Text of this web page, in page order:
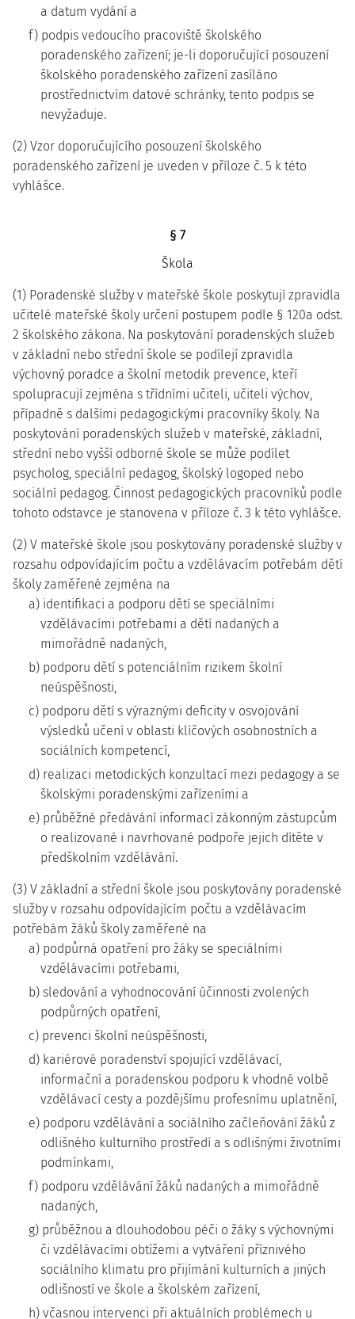
a datum vydání a
f) podpis vedoucího pracoviště školského
poradenského zařízení; je-li doporučující posouzení
školského poradenského zařízení zasíláno
prostřednictvím datové schránky, tento podpis se
nevyžaduje.
(2) Vzor doporučujícího posouzení školského
poradenského zařízení je uveden v příloze č. 5 k této
vyhlášce.
§ 7
Škola
(1) Poradenské služby v mateřské škole poskytují zpravidla
učitelé mateřské školy určení postupem podle § 120a odst.
2 školského zákona. Na poskytování poradenských služeb
v základní nebo střední škole se podílejí zpravidla
výchovný poradce a školní metodik prevence, kteří
spolupracují zejména s třídními učiteli, učiteli výchov,
případně s dalšími pedagogickými pracovníky školy. Na
poskytování poradenských služeb v mateřské, základní,
střední nebo vyšší odborné škole se může podílet
psycholog, speciální pedagog, školský logoped nebo
sociální pedagog. Činnost pedagogických pracovníků podle
tohoto odstavce je stanovena v příloze č. 3 k této vyhlášce.
(2) V mateřské škole jsou poskytovány poradenské služby v
rozsahu odpovídajícím počtu a vzdělávacím potřebám dětí
školy zaměřené zejména na
a) identifikaci a podporu dětí se speciálními
vzdělávacími potřebami a dětí nadaných a
mimořádně nadaných,
b) podporu dětí s potenciálním rizikem školní
neúspěšnosti,
c) podporu dětí s výraznými deficity v osvojování
výsledků učení v oblasti klíčových osobnostních a
sociálních kompetencí,
d) realizaci metodických konzultací mezi pedagogy a se
školskými poradenskými zařízeními a
e) průběžné předávání informací zákonným zástupcům
o realizované i navrhované podpoře jejich dítěte v
předškolním vzdělávání.
(3) V základní a střední škole jsou poskytovány poradenské
služby v rozsahu odpovídajícím počtu a vzdělávacím
potřebám žáků školy zaměřené na
a) podpůrná opatření pro žáky se speciálními
vzdělávacími potřebami,
b) sledování a vyhodnocování účinnosti zvolených
podpůrných opatření,
c) prevenci školní neúspěšnosti,
d) kariérové poradenství spojující vzdělávací,
informační a poradenskou podporu k vhodné volbě
vzdělávací cesty a pozdějšímu profesnímu uplatnění,
e) podporu vzdělávání a sociálního začleňování žáků z
odlišného kulturního prostředí a s odlišnými životními
podmínkami,
f) podporu vzdělávání žáků nadaných a mimořádně
nadaných,
g) průběžnou a dlouhodobou péči o žáky s výchovnými
či vzdělávacími obtížemi a vytváření příznivého
sociálního klimatu pro přijímání kulturních a jiných
odlišností ve škole a školském zařízení,
h) včasnou intervenci při aktuálních problémech u